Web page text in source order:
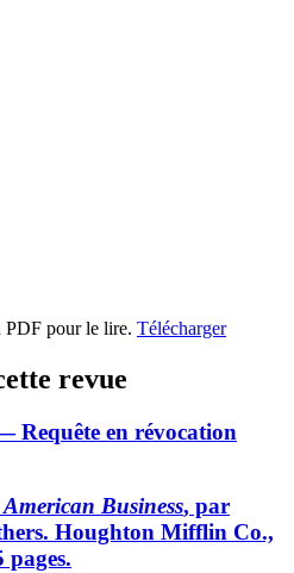
PDF pour le lire. Télécharger
revue
Requête en révocation
Business, par
Houghton Mifflin Co.,
pages.